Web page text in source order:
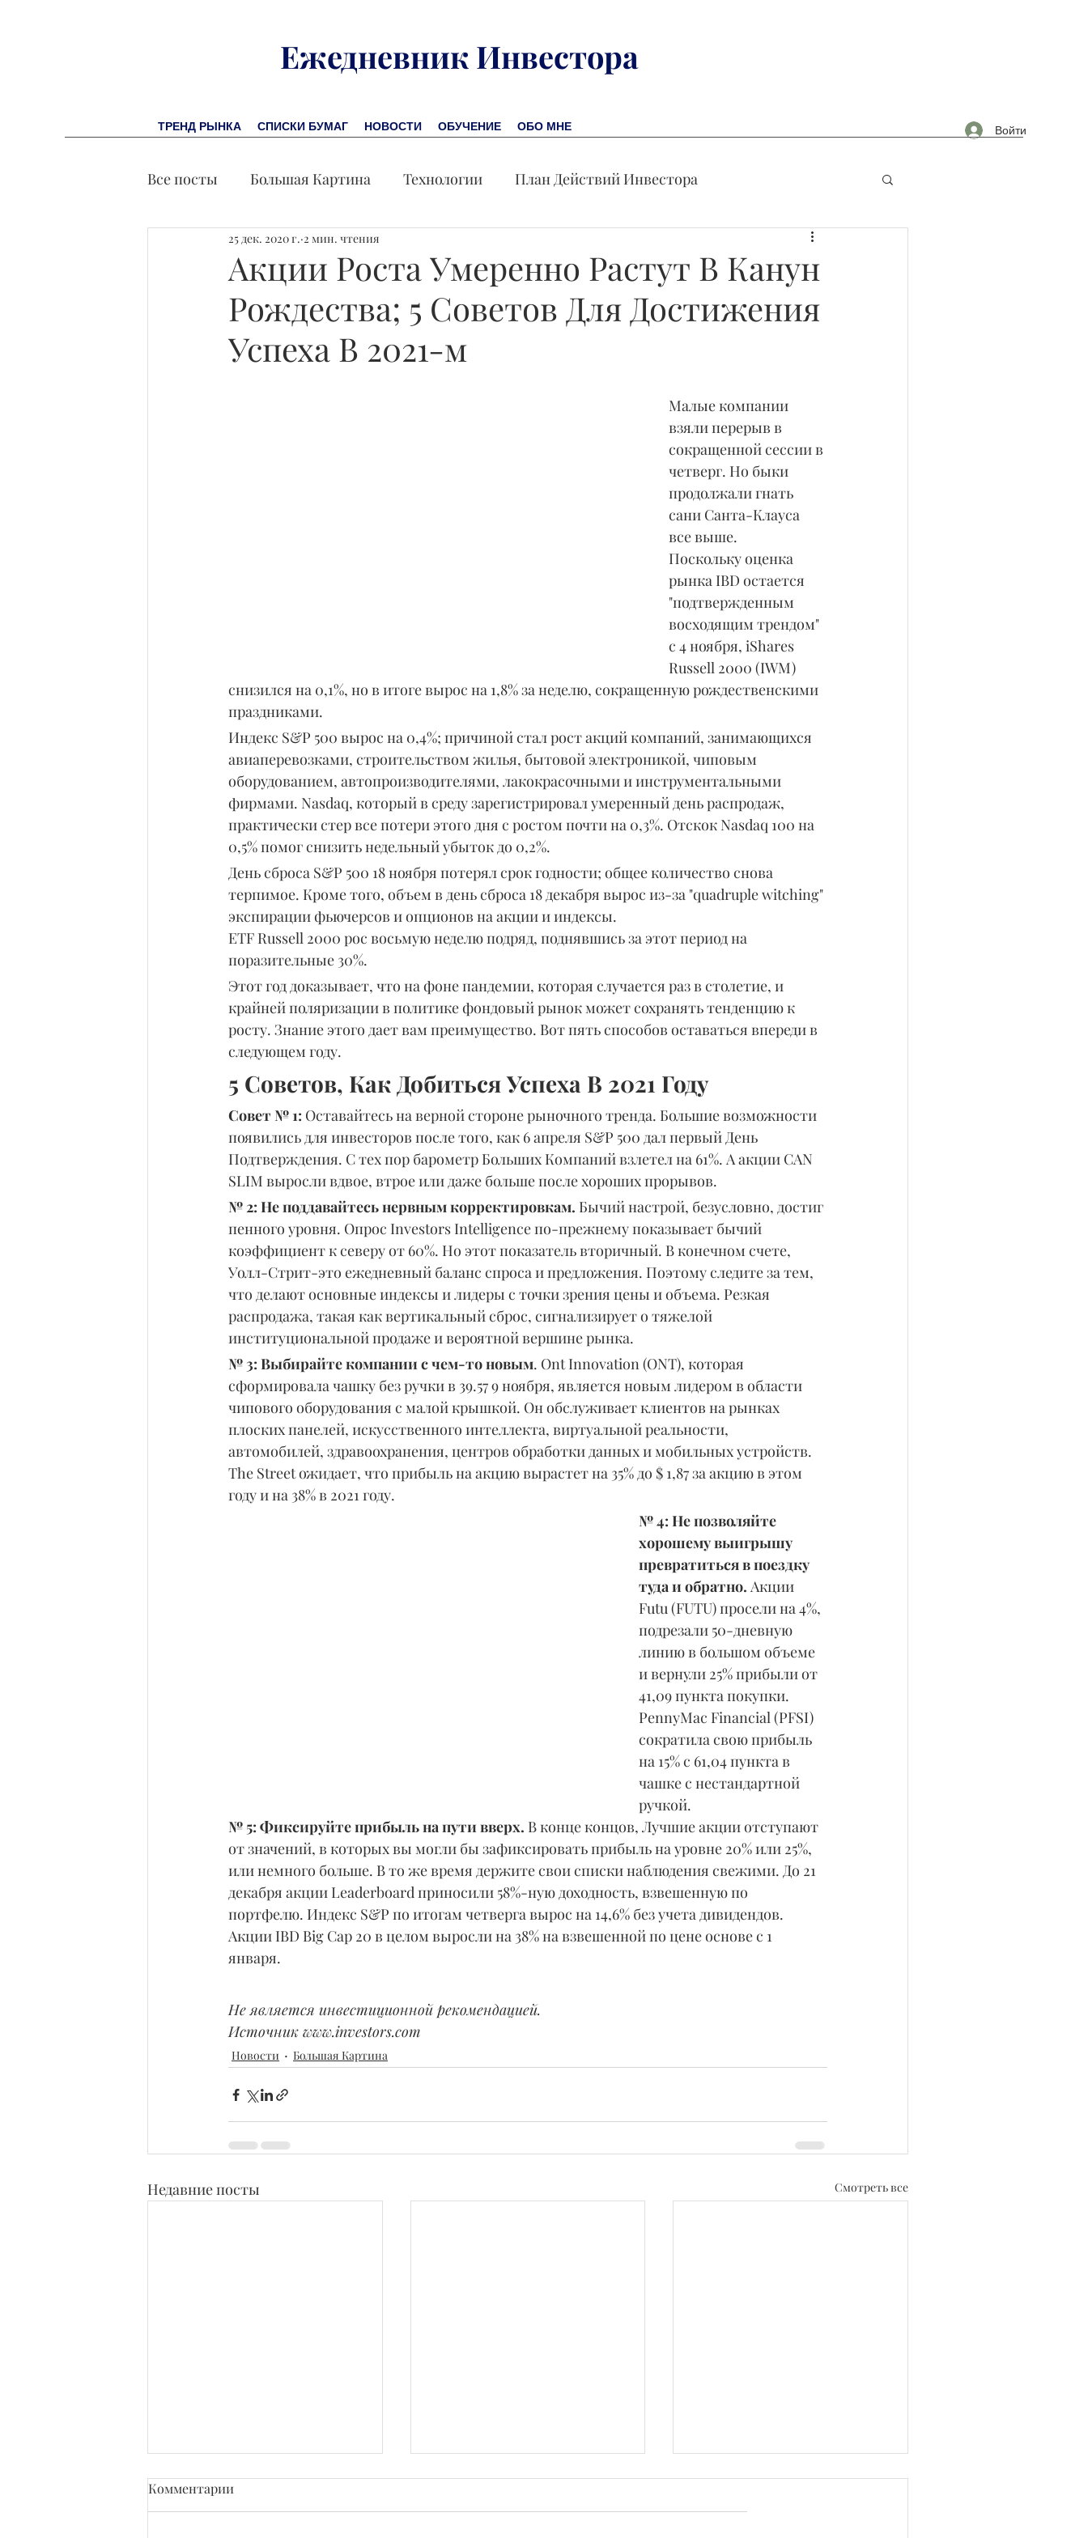
Ежедневник Инвестора
ТРЕНД РЫНКА СПИСКИ БУМАГ НОВОСТИ ОБУЧЕНИЕ ОБО МНЕ Войти
Все посты Большая Картина Технологии План Действий Инвестора
Заметки финсоветника Обучение Промышленность
Лидеры И Успех Экономика Акция дня
Акции Роста Умеренно Растут В Канун
Рождества; 5 Советов Для Достижения
Успеха В 2021-м
25 дек. 2020 г. 2 мин. чтения
Малые компании
взяли перерыв в
сокращенной сессии в
четверг. Но быки
продолжали гнать
сани Санта-Клауса
все выше.
Поскольку оценка
рынка IBD остается
"подтвержденным
восходящим трендом"
с 4 ноября, iShares
Russell 2000 (IWM)
снизился на 0,1%, но в итоге вырос на 1,8% за неделю, сокращенную рождественскими
праздниками.
Индекс S&P 500 вырос на 0,4%; причиной стал рост акций компаний, занимающихся
авиаперевозками, строительством жилья, бытовой электроникой, чиповым
оборудованием, автопроизводителями, лакокрасочными и инструментальными
фирмами. Nasdaq, который в среду зарегистрировал умеренный день распродаж,
практически стер все потери этого дня с ростом почти на 0,3%. Отскок Nasdaq 100 на
0,5% помог снизить недельный убыток до 0,2%.
День сброса S&P 500 18 ноября потерял срок годности; общее количество снова
терпимое. Кроме того, объем в день сброса 18 декабря вырос из-за "quadruple witching"
экспирации фьючерсов и опционов на акции и индексы.
ETF Russell 2000 рос восьмую неделю подряд, поднявшись за этот период на
поразительные 30%.
Этот год доказывает, что на фоне пандемии, которая случается раз в столетие, и
крайней поляризации в политике фондовый рынок может сохранять тенденцию к
росту. Знание этого дает вам преимущество. Вот пять способов оставаться впереди в
следующем году.
5 Советов, Как Добиться Успеха В 2021 Году
Совет № 1: Оставайтесь на верной стороне рыночного тренда. Большие возможности
появились для инвесторов после того, как 6 апреля S&P 500 дал первый День
Подтверждения. С тех пор барометр Больших Компаний взлетел на 61%. А акции CAN
SLIM выросли вдвое, втрое или даже больше после хороших прорывов.
№ 2: Не поддавайтесь нервным корректировкам. Бычий настрой, безусловно, достиг
пенного уровня. Опрос Investors Intelligence по-прежнему показывает бычий
коэффициент к северу от 60%. Но этот показатель вторичный. В конечном счете,
Уолл-Стрит-это ежедневный баланс спроса и предложения. Поэтому следите за тем,
что делают основные индексы и лидеры с точки зрения цены и объема. Резкая
распродажа, такая как вертикальный сброс, сигнализирует о тяжелой
институциональной продаже и вероятной вершине рынка.
№ 3: Выбирайте компании с чем-то новым. Ont Innovation (ONT), которая
сформировала чашку без ручки в 39.57 9 ноября, является новым лидером в области
чипового оборудования с малой крышкой. Он обслуживает клиентов на рынках
плоских панелей, искусственного интеллекта, виртуальной реальности,
автомобилей, здравоохранения, центров обработки данных и мобильных устройств.
The Street ожидает, что прибыль на акцию вырастет на 35% до $ 1,87 за акцию в этом
году и на 38% в 2021 году.
№ 4: Не позволяйте
хорошему выигрышу
превратиться в поездку
туда и обратно. Акции
Futu (FUTU) просели на 4%,
подрезали 50-дневную
линию в большом объеме
и вернули 25% прибыли от
41,09 пункта покупки.
PennyMac Financial (PFSI)
сократила свою прибыль
на 15% с 61,04 пункта в
чашке с нестандартной
ручкой.
№ 5: Фиксируйте прибыль на пути вверх. В конце концов, Лучшие акции отступают
от значений, в которых вы могли бы зафиксировать прибыль на уровне 20% или 25%,
или немного больше. В то же время держите свои списки наблюдения свежими. До 21
декабря акции Leaderboard приносили 58%-ную доходность, взвешенную по
портфелю. Индекс S&P по итогам четверга вырос на 14,6% без учета дивидендов.
Акции IBD Big Cap 20 в целом выросли на 38% на взвешенной по цене основе с 1
января.
Не является инвестиционной рекомендацией.
Источник www.investors.com
Новости Большая Картина
Недавние посты Смотреть все
Комментарии